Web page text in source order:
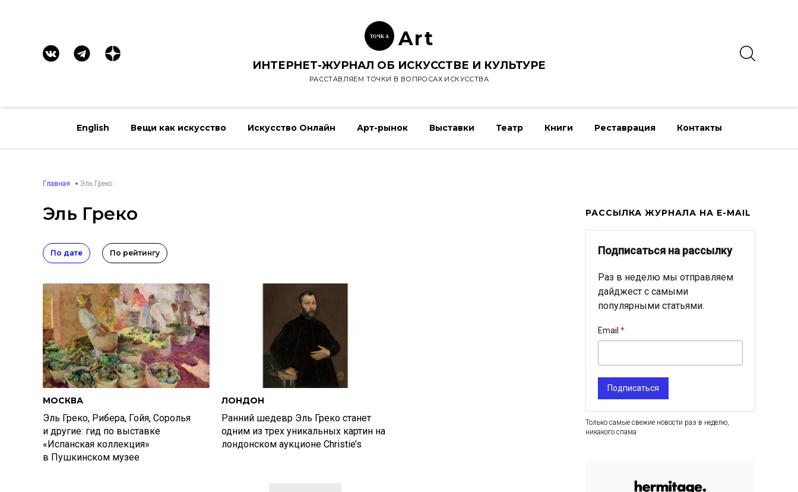
ТОЧК А Art
ИНТЕРНЕТ-ЖУРНАЛ ОБ ИСКУССТВЕ И КУЛЬТУРЕ
РАССТАВЛЯЕМ ТОЧКИ В ВОПРОСАХ ИСКУССТВА
English Вещи как искусство Искусство Онлайн Арт-рынок Выставки Театр Книги Реставрация Контакты
Главная Эль Греко
Эль Греко
По дате По рейтингу
МОСКВА
Эль Греко, Рибера, Гойя, Соролья
и другие: гид по выставке
«Испанская коллекция»
в Пушкинском музее
ЛОНДОН
Ранний шедевр Эль Греко станет
одним из трех уникальных картин на
лондонском аукционе Christie’s
РАССЫЛКА ЖУРНАЛА НА E-MAIL
Подписаться на рассылку
Раз в неделю мы отправляем
дайджест с самыми
популярными статьями.
Email
Подписаться
Только самые свежие новости раз в неделю,
никакого спама